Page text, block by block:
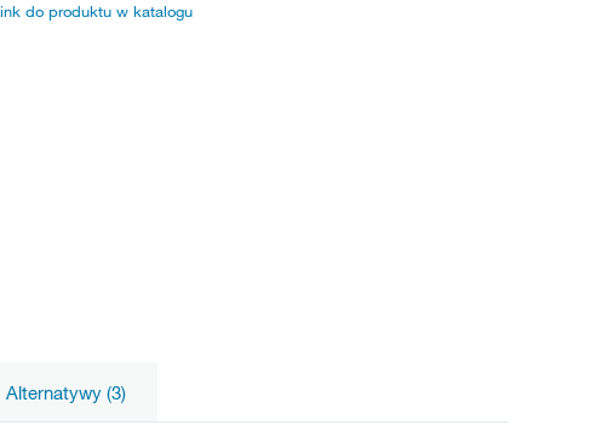
do produktu w katalogu
Alternatywy (3)